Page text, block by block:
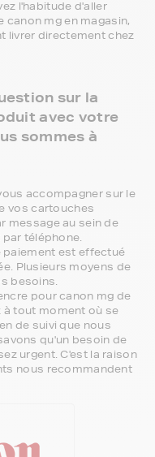
l'habitude d'aller
mg en magasin,
livrer directement chez
sur la
avec votre
sommes à
accompagner sur le
vos cartouches
message au sein de
téléphone.
paiement est effectué
Plusieurs moyens de
besoins.
pour canon mg de
tout moment où se
de suivi que nous
qu'un besoin de
urgent. C'est la raison
nous recommandent